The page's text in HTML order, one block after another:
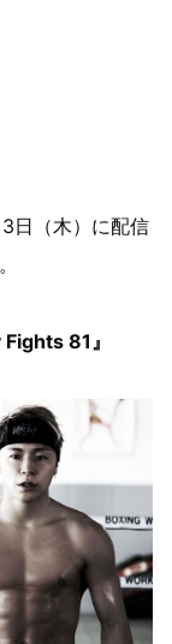
日（木）に配信
81』